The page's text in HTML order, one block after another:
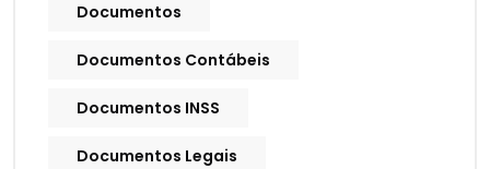
Documentos
Documentos Contábeis
Documentos INSS
Documentos Legais